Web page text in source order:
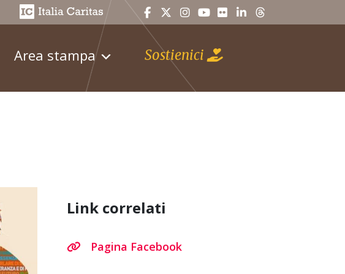
Area stampa Sostienici
Link correlati
Pagina Facebook